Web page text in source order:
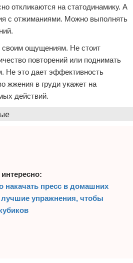
откликаются на статодинамику. А
с отжиманиями. Можно выполнять
своим ощущениям. Не стоит
повторений или поднимать
Не это дает эффективность
жжения в груди укажет на
действий.
накачать пресс в домашних
упражнения, чтобы